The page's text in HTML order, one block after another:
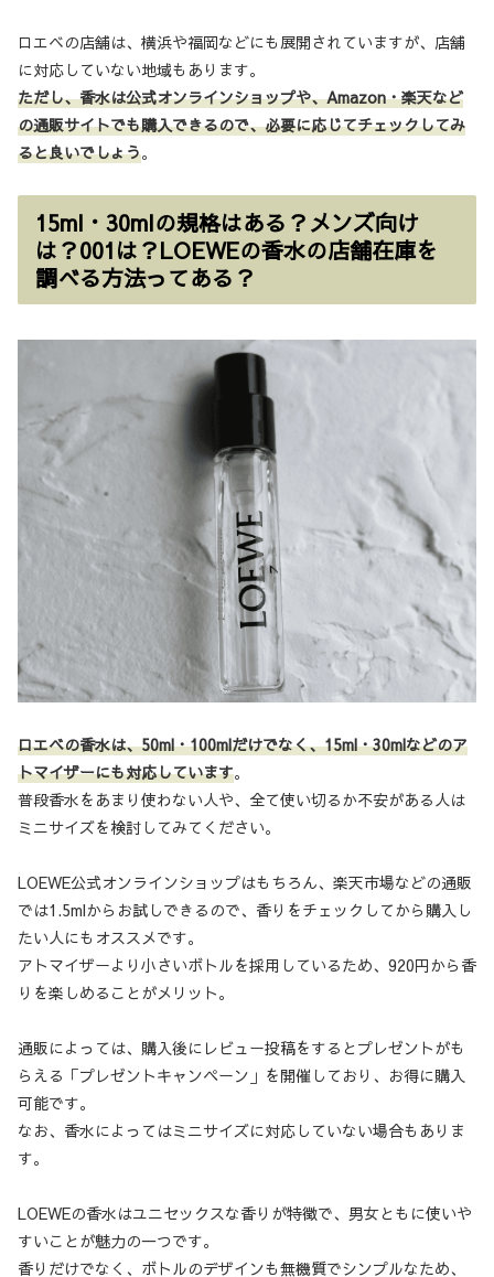
ロエベの店舗は、横浜や福岡などにも展開されていますが、店舗
に対応していない地域もあります。
ただし、香水は公式オンラインショップや、Amazon・楽天など
の通販サイトでも購入できるので、必要に応じてチェックしてみ
ると良いでしょう。
15ml・30mlの規格はある？メンズ向け
は？001は？LOEWEの香水の店舗在庫を
調べる方法ってある？
ロエベの香水は、50ml・100mlだけでなく、15ml・30mlなどのア
トマイザーにも対応しています。
普段香水をあまり使わない人や、全て使い切るか不安がある人は
ミニサイズを検討してみてください。
LOEWE公式オンラインショップはもちろん、楽天市場などの通販
では1.5mlからお試しできるので、香りをチェックしてから購入し
たい人にもオススメです。
アトマイザーより小さいボトルを採用しているため、920円から香
りを楽しめることがメリット。
通販によっては、購入後にレビュー投稿をするとプレゼントがも
らえる「プレゼントキャンペーン」を開催しており、お得に購入
可能です。
なお、香水によってはミニサイズに対応していない場合もありま
す。
LOEWEの香水はユニセックスな香りが特徴で、男女ともに使いや
すいことが魅力の一つです。
香りだけでなく、ボトルのデザインも無機質でシンプルなため、